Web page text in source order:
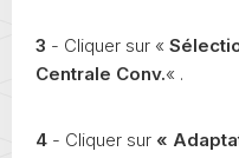
3 - Cliquer sur «
Centrale Conv.« .
4 - Cliquer sur «